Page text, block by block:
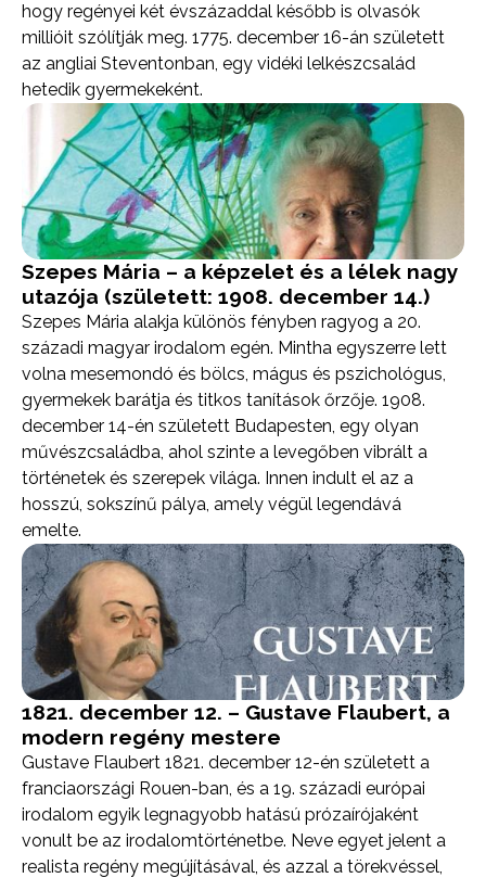
hogy regényei két évszázaddal később is olvasók
millióit szólítják meg. 1775. december 16-án született
az angliai Steventonban, egy vidéki lelkészcsalád
hetedik gyermekeként.
Szepes Mária – a képzelet és a lélek nagy
utazója (született: 1908. december 14.)
Szepes Mária alakja különös fényben ragyog a 20.
századi magyar irodalom egén. Mintha egyszerre lett
volna mesemondó és bölcs, mágus és pszichológus,
gyermekek barátja és titkos tanítások őrzője. 1908.
december 14-én született Budapesten, egy olyan
művészcsaládba, ahol szinte a levegőben vibrált a
történetek és szerepek világa. Innen indult el az a
hosszú, sokszínű pálya, amely végül legendává
emelte.
1821. december 12. – Gustave Flaubert, a
modern regény mestere
Gustave Flaubert 1821. december 12-én született a
franciaországi Rouen-ban, és a 19. századi európai
irodalom egyik legnagyobb hatású prózaírójaként
vonult be az irodalomtörténetbe. Neve egyet jelent a
realista regény megújításával, és azzal a törekvéssel,